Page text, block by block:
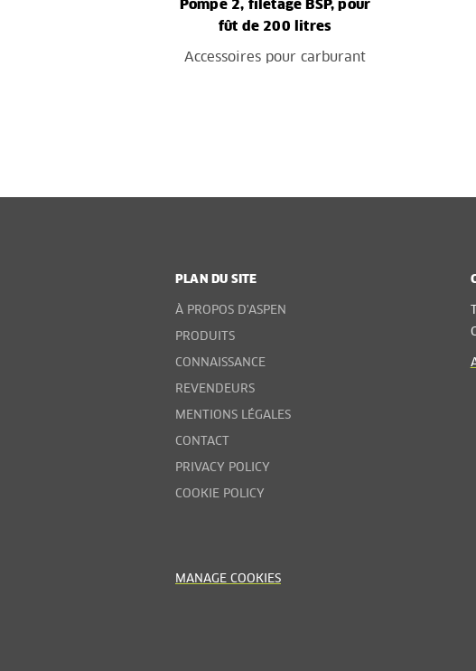
Pompe 2, filetage BSP, pour
fût de 200 litres
Accessoires pour carburant
PLAN DU SITE
À PROPOS D'ASPEN
PRODUITS
CONNAISSANCE
REVENDEURS
MENTIONS LÉGALES
CONTACT
PRIVACY POLICY
COOKIE POLICY
MANAGE COOKIES